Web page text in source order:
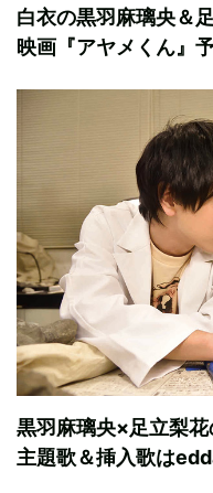
白衣の黒羽麻璃央＆
映画『アヤメくん』
黒羽麻璃央×足立梨
主題歌＆挿入歌は